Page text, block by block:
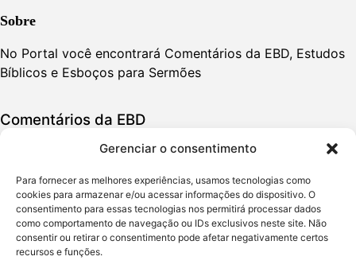
Gerenciar o consentimento
Para fornecer as melhores experiências, usamos tecnologias como
cookies para armazenar e/ou acessar informações do dispositivo. O
consentimento para essas tecnologias nos permitirá processar dados
como comportamento de navegação ou IDs exclusivos neste site. Não
consentir ou retirar o consentimento pode afetar negativamente certos
recursos e funções.
Sobre
No Portal você encontrará Comentários da EBD, Estudos
Bíblicos e Esboços para Sermões
Comentários da EBD
Sermões Bíblicos
Estudos Bíblicos
Política de Privacidade